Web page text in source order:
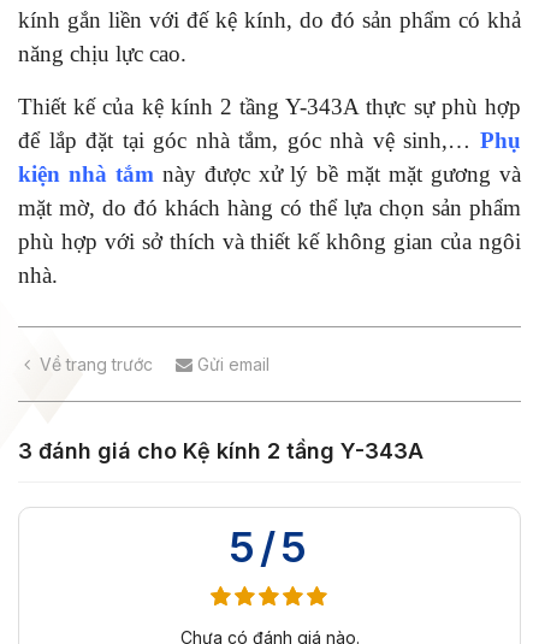
kính gắn liền với đế kệ kính, do đó sản phẩm có khả
năng chịu lực cao.
Thiết kế của kệ kính 2 tầng Y-343A thực sự phù hợp
để lắp đặt tại góc nhà tắm, góc nhà vệ sinh,… Phụ
kiện nhà tắm này được xử lý bề mặt mặt gương và
mặt mờ, do đó khách hàng có thể lựa chọn sản phẩm
phù hợp với sở thích và thiết kế không gian của ngôi
nhà.
Về trang trước Gửi email
3 đánh giá cho Kệ kính 2 tầng Y-343A
5/5
Chưa có đánh giá nào.